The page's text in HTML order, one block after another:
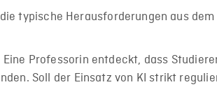
typische Herausforderungen aus dem
Eine Professorin entdeckt, dass
Soll der Einsatz von KI strikt